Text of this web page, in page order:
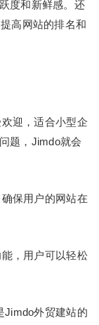
度和新鲜感。还
高网站的排名和
迎，适合小型企
题，Jimdo就会
保用户的网站在
，用户可以轻松
Jimdo外贸建站的